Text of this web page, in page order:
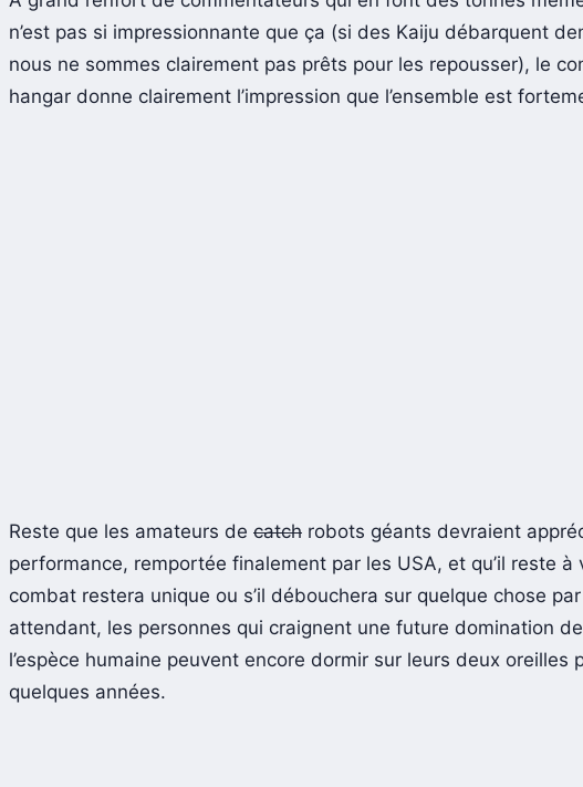
n’est pas si impressionnante que ça (si des Kaiju débarquent
nous ne sommes clairement pas prêts pour les repousser), le
hangar donne clairement l’impression que l’ensemble est
Reste que les amateurs de catch robots géants devraient
performance, remportée finalement par les USA, et qu’il reste à
combat restera unique ou s’il débouchera sur quelque chose
attendant, les personnes qui craignent une future domination
l’espèce humaine peuvent encore dormir sur leurs deux oreilles
quelques années.